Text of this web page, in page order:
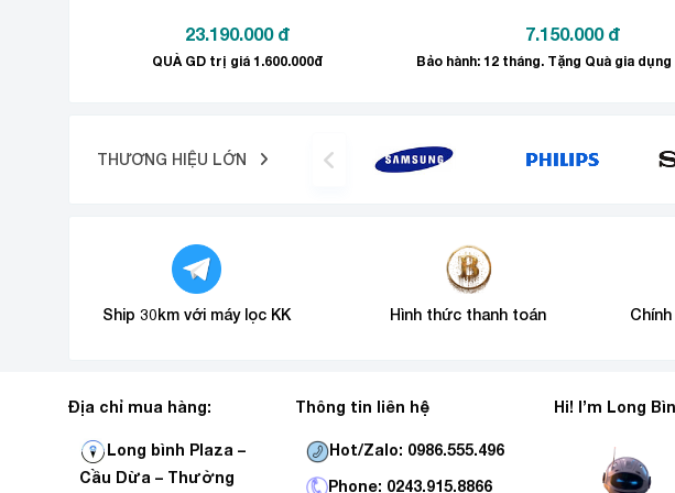
Không chứa chất CFC
Tủ lạnh Aqua còn tuyệt đối an toàn với người sử dụng, khi sản phẩm
Dung tích 130 lít
23.190.000 đ
QUÀ GD trị giá 1.600.000đ
7.150.000 đ
THƯƠNG HIỆU LỚN
Ship 30km với máy lọc KK Hình thức thanh toán
Địa chỉ mua hàng:
Long bình Plaza –
Cầu Dừa – Thường
Thông tin liên hệ
Hot/Zalo: 0986.555.496
Phone: 0243.915.8866
Hi! I’m Long